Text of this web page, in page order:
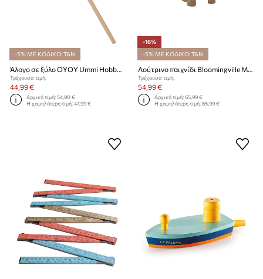
-5% ΜΕ ΚΩΔΙΚΟ: TAN
Άλογο σε ξύλο OYOY Ummi Hobby Unicorn
Τρέχουσα τιμή:
44,99 €
Αρχική τιμή:54,90 €
Η χαμηλότερη τιμή:47,99 €
-16%
-5% ΜΕ ΚΩΔΙΚΟ: TAN
Λούτρινο παιχνίδι Bloomingville Momo Soft
Τρέχουσα τιμή:
54,99 €
Αρχική τιμή:65,99 €
Η χαμηλότερη τιμή:65,99 €